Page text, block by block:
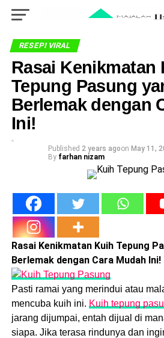
RESEPI VIRAL
Rasai Kenikmatan
Tepung Pasung
Berlemak dengan
Ini!
Published 2 years agoon May 11,
By farhan nizam
Rasai Kenikmatan Kuih Tepung
Berlemak dengan Cara Mudah Ini!
Pasti ramai yang merindui atau
mencuba kuih ini. Kuih tepung
jarang dijumpai, entah dijual di
siapa. Jika terasa rindunya dan